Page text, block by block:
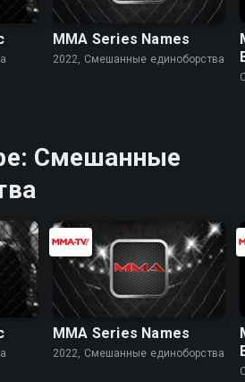
MMA Series Names
2022, Смешанные единоборства
Смешанные
MMA Series Names
2022, Смешанные единоборства